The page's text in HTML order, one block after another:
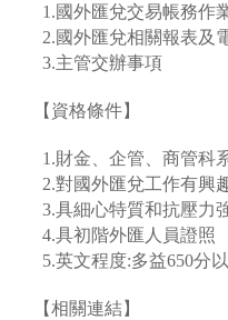
1.國外匯兌交易帳務作
2.國外匯兌相關報表及
3.主管交辦事項
【資格條件】
1.財金、企管、商管科
2.對國外匯兌工作有興
3.具細心特質和抗壓力
4.具初階外匯人員證照
5.英文程度:多益650分
【相關連結】